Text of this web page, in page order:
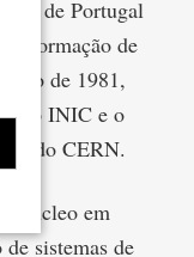
de Portugal
à formação de
de 1981,
o INIC e o
do CERN.
núcleo em
sistemas de